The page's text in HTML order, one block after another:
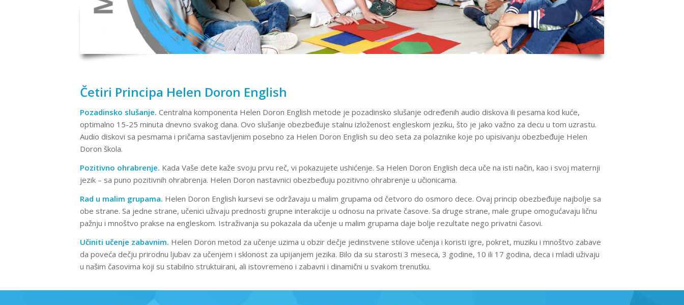
Četiri Principa Helen Doron English
Pozadinsko slušanje. Centralna komponenta Helen Doron English metode je pozadinsko slušanje određenih audio diskova ili pesama kod kuće,
optimalno 15-25 minuta dnevno svakog dana. Ovo slušanje obezbeđuje stalnu izloženost engleskom jeziku, što je jako važno za decu u tom uzrastu.
Audio diskovi sa pesmama i pričama sastavljenim posebno za Helen Doron English su deo seta za polaznike koje po upisivanju obezbeđuje Helen
Doron škola.
Pozitivno ohrabrenje. Kada Vaše dete kaže svoju prvu reč, vi pokazujete ushićenje. Sa Helen Doron English deca uče na isti način, kao i svoj maternji
jezik – sa puno pozitivnih ohrabrenja. Helen Doron nastavnici obezbeđuju pozitivno ohrabrenje u učionicama.
Rad u malim grupama. Helen Doron English kursevi se održavaju u malim grupama od četvoro do osmoro dece. Ovaj princip obezbeđuje najbolje sa
obe strane. Sa jedne strane, učenici uživaju prednosti grupne interakcije u odnosu na private časove. Sa druge strane, male grupe omogućavaju ličnu
pažnju i mnoštvo prakse na engleskom. Istraživanja su pokazala da učenje u malim grupama daje bolje rezultate nego privatni časovi.
Učiniti učenje zabavnim. Helen Doron metod za učenje uzima u obzir dečje jedinstvene stilove učenja i koristi igre, pokret, muziku i mnoštvo zabave
da poveća dečju prirodnu ljubav za učenjem i sklonost za upijanjem jezika. Bilo da su starosti 3 meseca, 3 godine, 10 ili 17 godina, deca i mladi uživaju
u našim časovima koji su stabilno struktuirani, ali istovremeno i zabavni i dinamični u svakom trenutku.